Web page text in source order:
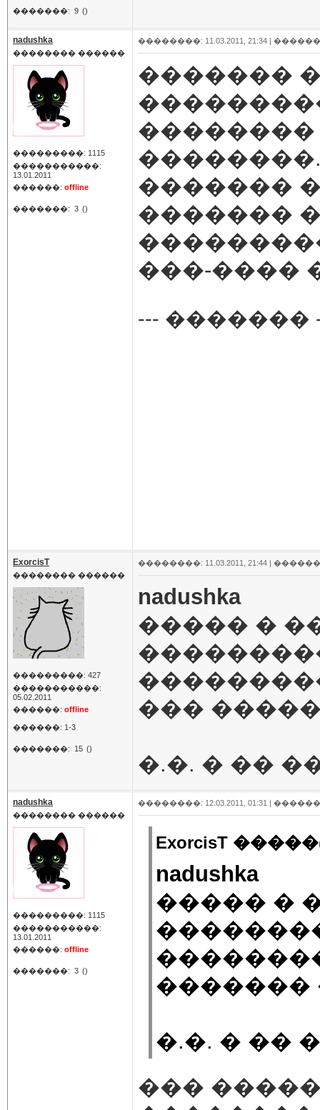
�������: 9 ()
nadushka
�������� ������
���������: 1115
�����������:
13.01.2011
������: offline
�������: 3 ()
��������: 11.03.2011, 21:34 |
�������
�������
�������
���-����
--- �������
ExorcisT
�������� ������
���������: 427
�����������:
05.02.2011
������: offline
������: 1-3
�������: 15 ()
��������: 11.03.2011, 21:44 |
nadushka
����� �
���
�.�. � ��
nadushka
�������� ������
���������: 1115
�����������:
13.01.2011
������: offline
�������: 3 ()
��������: 12.03.2011, 01:31 |
ExorcisT
nadushka
����� �
�������
�.�. � ��
���